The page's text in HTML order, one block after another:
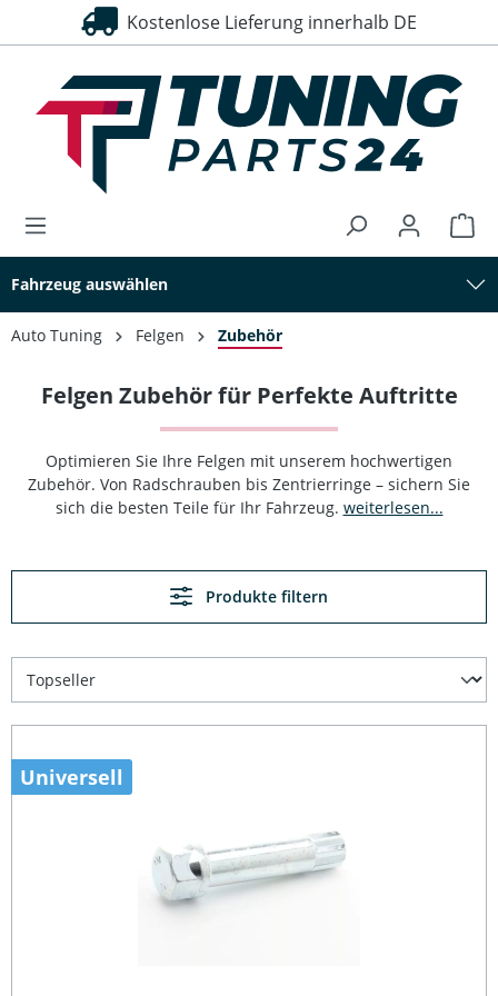
springen Kostenlose Lieferung innerhalb DE
Fahrzeug auswählen
Auto Tuning Felgen Zubehör
Felgen Zubehör für Perfekte Auftritte
Optimieren Sie Ihre Felgen mit unserem hochwertigen
Zubehör. Von Radschrauben bis Zentrierringe – sichern Sie
sich die besten Teile für Ihr Fahrzeug. weiterlesen...
Produkte filtern
Universell